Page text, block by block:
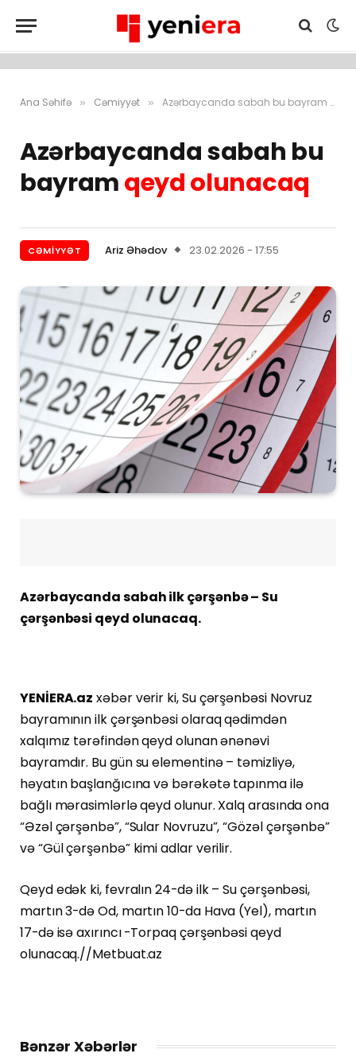
Ana Səhifə » Cəmiyyət » Azərbaycanda sabah bu bayram qeyd olunacaq
Azərbaycanda sabah bu
bayramqeyd olunacaq
CƏMIYYƏT Ariz Əhədov 23.02.2026 - 17:55
Azərbaycanda sabah ilk çərşənbə – Su
çərşənbəsi qeyd olunacaq.
YENİERA.az xəbər verir ki, Su çərşənbəsi Novruz
bayramının ilk çərşənbəsi olaraq qədimdən
xalqımız tərəfindən qeyd olunan ənənəvi
bayramdır. Bu gün su elementinə – təmizliyə,
həyatın başlanğıcına və bərəkətə tapınma ilə
bağlı mərasimlərlə qeyd olunur. Xalq arasında ona
“Əzəl çərşənbə”, “Sular Novruzu”, “Gözəl çərşənbə”
və “Gül çərşənbə” kimi adlar verilir.
Qeyd edək ki, fevralın 24-də ilk – Su çərşənbəsi,
martın 3-də Od, martın 10-da Hava (Yel), martın
17-də isə axırıncı -Torpaq çərşənbəsi qeyd
olunacaq.//Metbuat.az
Bənzər Xəbərlər